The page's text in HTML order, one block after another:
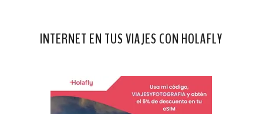
INTERNET EN TUS VIAJES CON HOLAFLY